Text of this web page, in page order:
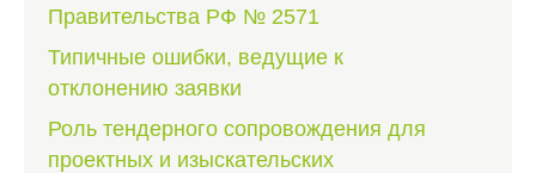
Правительства РФ № 2571
Типичные ошибки, ведущие к
отклонению заявки
Роль тендерного сопровождения для
проектных и изыскательских